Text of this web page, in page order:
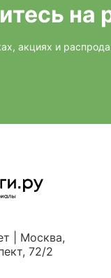
на
акциях и
| Москва,
72/2